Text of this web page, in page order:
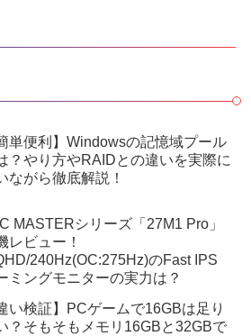
単便利】Windowsの記憶域プール
？やり方やRAIDとの違いを実際に
ながら徹底解説！
MASTERシリーズ「27M1 Pro」
レビュー！
240Hz(OC:275Hz)のFast IPS
ミングモニターの実力は？
い検証】PCゲームで16GBは足り
？そもそもメモリ16GBと32GBで